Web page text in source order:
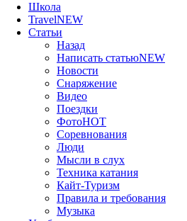
Школа
TravelNEW
Статьи
Назад
Написать статьюNEW
Новости
Снаряжение
Видео
Поездки
ФотоHOT
Соревнования
Люди
Мысли в слух
Техника катания
Кайт-Туризм
Правила и требования
Музыка